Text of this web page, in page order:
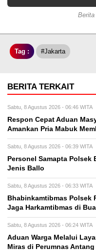
Tag : #Jakarta
BERITA TERKAIT
Sabtu, 8 Agustus 2026 - 06:46 WITA
Respon Cepat Aduan
Amankan Pria Mabuk
Sabtu, 8 Agustus 2026 - 06:39 WITA
Personel Samapta
Jenis Ballo
Sabtu, 8 Agustus 2026 - 06:33 WITA
Bhabinkamtibmas Polsek
Jaga Harkamtibmas di
Sabtu, 8 Agustus 2026 - 06:24 WITA
Aduan Warga Melalui
Miras di Perumnas Antang